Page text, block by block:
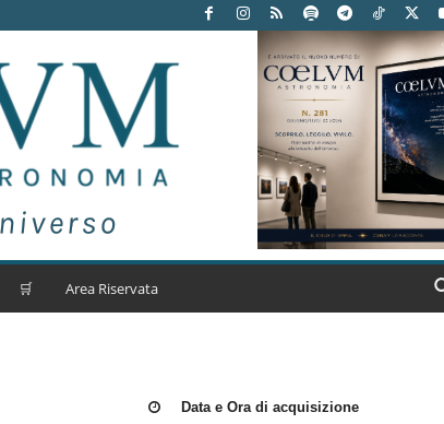
🛒 Area Riservata
Data e Ora di acquisizione